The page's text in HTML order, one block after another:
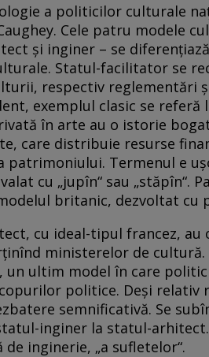
a politicilor culturale
Cele patru modele
şi inginer – se
Statul-facilitator se
respectiv reglementări
exemplul clasic se
în arte au o istorie
care distribuie resurse
patrimoniului. Termenul e
cu „jupîn“ sau „stăpîn“.
britanic, dezvoltat cu
cu ideal-tipul francez,
ministerelor de
un ultim model în care
politice. Deşi relativ
semnificativă. Se
inginer la statul-
inginerie, „a sufletelor“.